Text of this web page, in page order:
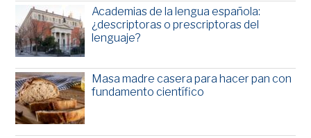
Academias de la lengua española:
¿descriptoras o prescriptoras del
lenguaje?
Masa madre casera para hacer pan con
fundamento científico